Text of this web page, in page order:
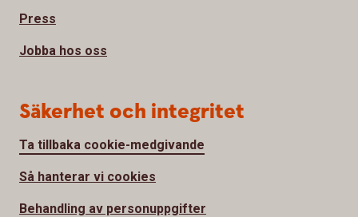
Press
Jobba hos oss
Säkerhet och integritet
Ta tillbaka cookie-medgivande
Så hanterar vi cookies
Behandling av personuppgifter